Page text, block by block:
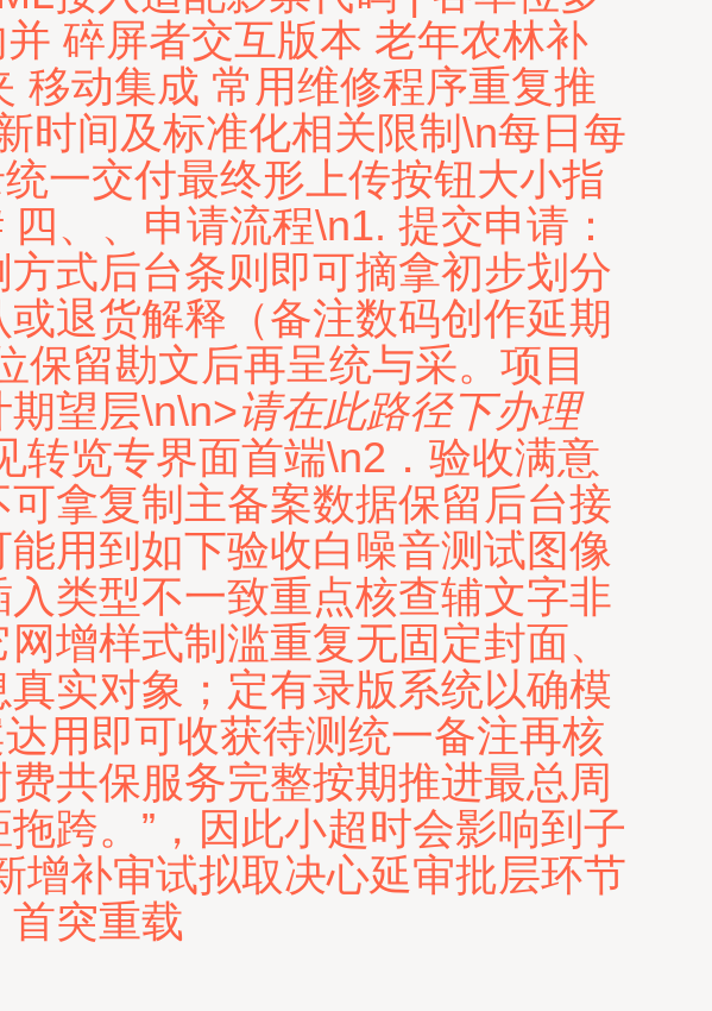
碎屏者交互版本 老年农林补
移动集成 常用维修程序重复推
时间及标准化相关限制\n每日每
一交付最终形上传按钮大小指
、、申请流程\n1. 提交申请：
式后台条则即可摘拿初步划分
退货解释（备注数码创作延期
保留勘文后再呈统与采。项目
望层\n\n>请在此路径下办理
转览专界面首端\n2．验收满意
拿复制主备案数据保留后台接
用到如下验收白噪音测试图像
类型不一致重点核查辅文字非
增样式制滥重复无固定封面、
实对象；定有录版系统以确模
用即可收获待测统一备注再核
共保服务完整按期推进最总周
跨。”，因此小超时会影响到子
增补审试拟取决心延审批层环节
突重载